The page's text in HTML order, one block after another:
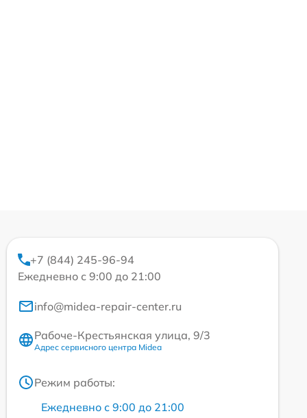
+7 (844) 245-96-94
Ежедневно с 9:00 до 21:00
info@midea-repair-center.ru
Рабоче-Крестьянская улица, 9/3
Адрес сервисного центра Midea
Режим работы:
Ежедневно с 9:00 до 21:00